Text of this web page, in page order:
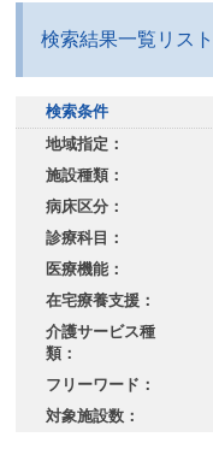
検索結果一覧リスト
検索条件
地域指定：
施設種類：
病床区分：
診療科目：
医療機能：
在宅療養支援：
介護サービス種
類：
フリーワード：
対象施設数：